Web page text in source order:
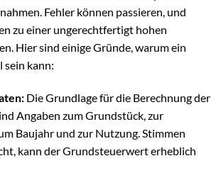
Fehler können passieren, und
zu einer ungerechtfertigt hohen
Hier sind einige Gründe, warum ein
sein kann:
Die Grundlage für die Berechnung der
Angaben zum Grundstück, zur
Baujahr und zur Nutzung. Stimmen
kann der Grundsteuerwert erheblich